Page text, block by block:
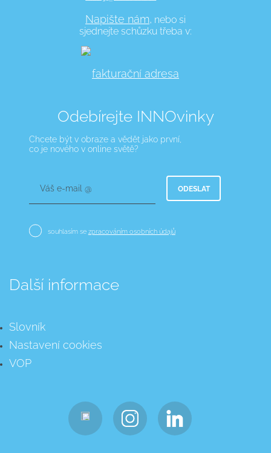
Napište nám, nebo si
sjednejte schůzku třeba v:
fakturační adresa
Další informace
Slovník
Nastavení cookies
VOP
Odebírejte INNOvinky
Chcete být v obraze a vědět jako první,
co je nového v online světě?
Váš e-mail @ ODESLAT
souhlasím se zpracováním osobních údajů